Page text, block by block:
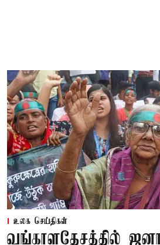
உலக செய்திகள்
வங்காளதேசத்தில்